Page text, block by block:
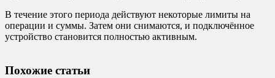
В течение этого периода действуют некоторые лимиты на
операции и суммы. Затем они снимаются, и подключённое
устройство становится полностью активным.
Похожие статьи